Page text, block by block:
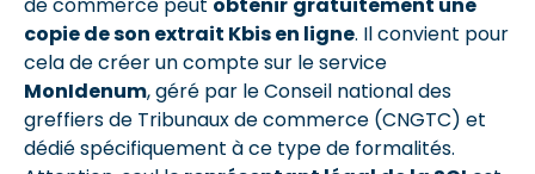
copie de son extrait Kbis en ligne. Il convient pour
cela de créer un compte sur le service
MonIdenum, géré par le Conseil national des
greffiers de Tribunaux de commerce (CNGTC) et
dédié spécifiquement à ce type de formalités.